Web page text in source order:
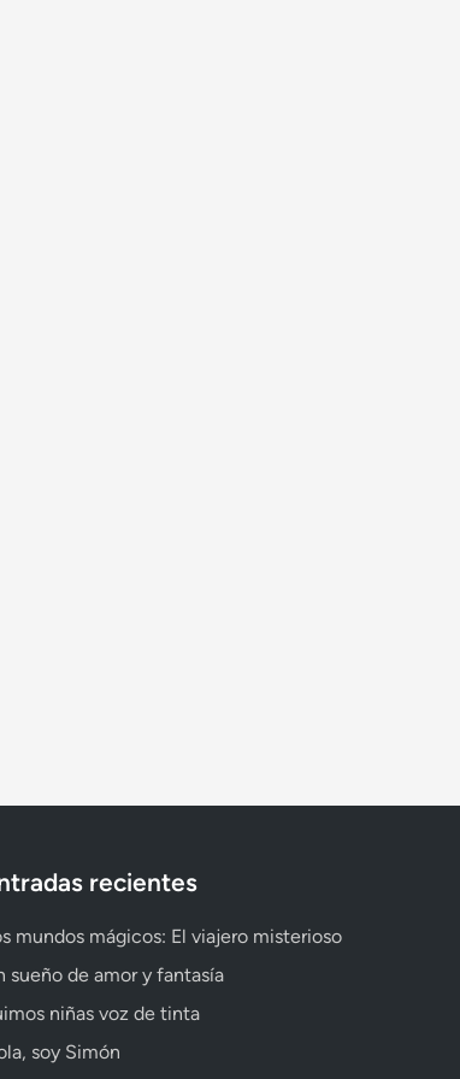
recientes
mundos mágicos: El viajero misterioso
sueño de amor y fantasía
niñas voz de tinta
soy Simón